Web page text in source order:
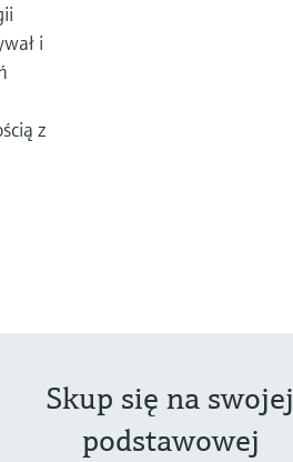
i
z
Skup się na swojej
podstawowej